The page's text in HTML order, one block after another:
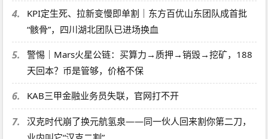
4.
KPI定生死、拉新变慢即单割｜东方百优山东团队成首批
“骸骨”，四川湖北团队已进场换血
5.
警惕｜Mars火星公链：买算力→质押→销毁→挖矿，188
天回本？币是管够，价格不保
6. KAB三甲金融业务员失联，官网打不开
7.
汉克时代崩了换元航氢泉——同一伙人回来割你第二刀，